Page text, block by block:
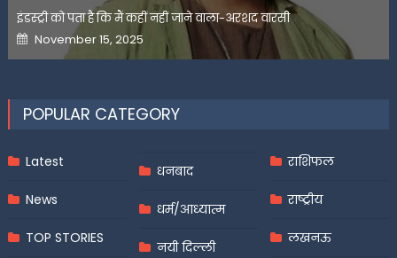
इंडस्ट्री को पता है कि मैं कहीं नहीं जाने वाला-अरशद वारसी
Posted
on
November 15, 2025
POPULAR CATEGORY
Latest
News
TOP STORIES
धनबाद
धर्म/आध्यात्म
नयी दिल्ली
राशिफल
राष्ट्रीय
लखनऊ